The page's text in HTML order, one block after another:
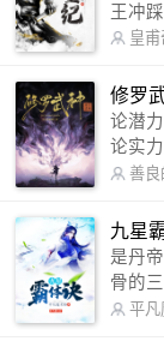
王冲
倒，扶
微博
87） QQ交流群：320238210【普通群】 574501330
皇甫
修罗
论潜
论实
军。 我是谁？天下众生视我为修罗，却不知，我以
信公
善良
九星
是丹
骨的
术，平凡